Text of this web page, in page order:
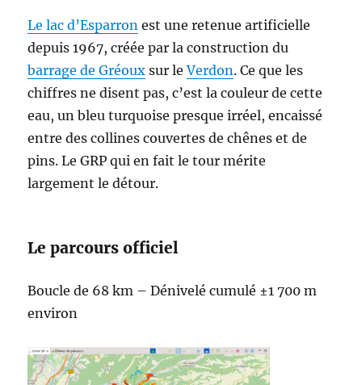
Le lac d’Esparron est une retenue artificielle
depuis 1967, créée par la construction du
barrage de Gréoux sur leVerdon. Ce que les
chiffres ne disent pas, c’est la couleur de cette
eau, un bleu turquoise presque irréel, encaissé
entre des collines couvertes de chênes et de
pins. Le GRP qui en fait le tour mérite
largement le détour.
Le parcours officiel
Boucle de 68 km – Dénivelé cumulé ±1 700 m
environ